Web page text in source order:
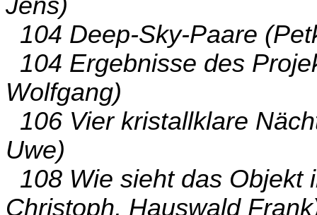
Jens)
104 Deep-Sky-Paare
104 Ergebnisse des
Wolfgang)
106 Vier kristallklare
Uwe)
108 Wie sieht das Objekt
Christoph, Hauswald